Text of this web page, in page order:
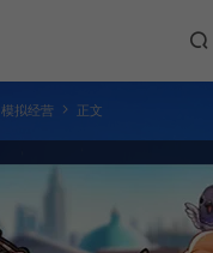
模拟经营 正文